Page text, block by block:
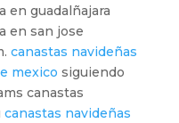
en guadalñajara
en san jose
canastas navideñas
mexico siguiendo
canastas
canastas navideñas